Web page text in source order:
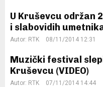
U Kruševcu održan
i slabovidih
Autor: RTK 08/11/2014 12:31
Muzički festival
Kruševcu (VIDEO)
Autor: RTK 07/11/2014 14:44